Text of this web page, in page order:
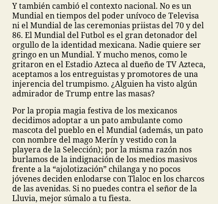
Y también cambió el contexto nacional. No es un
Mundial en tiempos del poder unívoco de Televisa
ni el Mundial de las ceremonias priistas del 70 y del
86. El Mundial del Futbol es el gran detonador del
orgullo de la identidad mexicana. Nadie quiere ser
gringo en un Mundial. Y mucho menos, como le
gritaron en el Estadio Azteca al dueño de TV Azteca,
aceptamos a los entreguistas y promotores de una
injerencia del trumpismo. ¿Alguien ha visto algún
admirador de Trump entre las masas?
Por la propia magia festiva de los mexicanos
decidimos adoptar a un pato ambulante como
mascota del pueblo en el Mundial (además, un pato
con nombre del mago Merín y vestido con la
playera de la Selección); por la misma razón nos
burlamos de la indignación de los medios masivos
frente a la “ajolotización” chilanga y no pocos
jóvenes deciden enlodarse con Tlaloc en los charcos
de las avenidas. Si no puedes contra el señor de la
Lluvia, mejor súmalo a tu fiesta.